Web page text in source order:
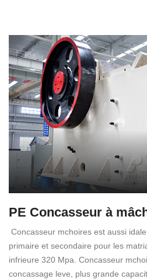
PE Concasseur à
Concasseur mchoires est aussi
primaire et secondaire pour les
infrieure 320 Mpa. Concasseur
concassage leve, plus grande